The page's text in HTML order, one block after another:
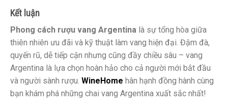
Kết luận
Phong cách rượu vang Argentina là sự tổng hòa giữa
thiên nhiên ưu đãi và kỹ thuật làm vang hiện đại. Đậm đà,
quyến rũ, dễ tiếp cận nhưng cũng đầy chiều sâu – vang
Argentina là lựa chọn hoàn hảo cho cả người mới bắt đầu
và người sành rượu. WineHome hân hạnh đồng hành cùng
bạn khám phá những chai vang Argentina xuất sắc nhất!